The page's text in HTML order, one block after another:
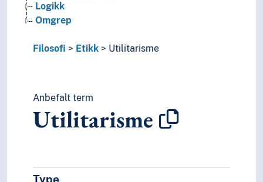
Logikk
Omgrep
Filosofi Etikk Utilitarisme
Anbefalt term
Utilitarisme
Type